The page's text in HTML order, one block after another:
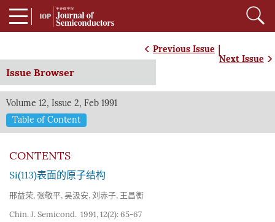
Previous Issue |
Next Issue
Issue Browser
Volume 12, Issue 2, Feb 1991
Table of Content
CONTENTS
Si(113)表面的原子结构
邢益荣, 张敬平, 吴汲安, 刘赤子, 王昌衡
Chin. J. Semicond. 1991, 12(2): 65-67